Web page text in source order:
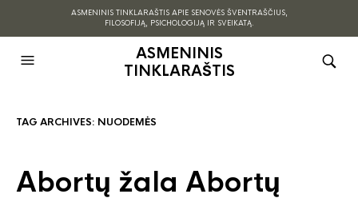
ASMENINIS TINKLARAŠTIS APIE SENOVĖS ŠVENTRAŠČIUS,
FILOSOFIJĄ, PSICHOLOGIJĄ IR SVEIKATĄ.
ASMENINIS
TINKLARAŠTIS
TAG ARCHIVES: NUODEMĖS
Abortų žala Abortų